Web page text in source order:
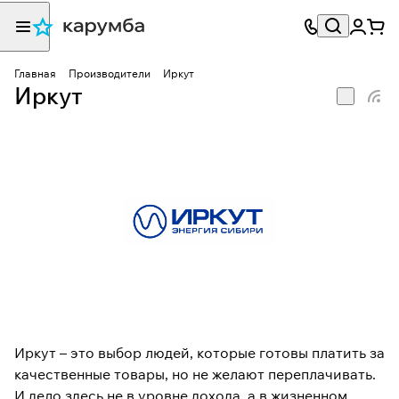
Главная Производители Иркут
Иркут
Иркут – это выбор людей, которые готовы платить за
качественные товары, но не желают переплачивать.
И дело здесь не в уровне дохода, а в жизненном